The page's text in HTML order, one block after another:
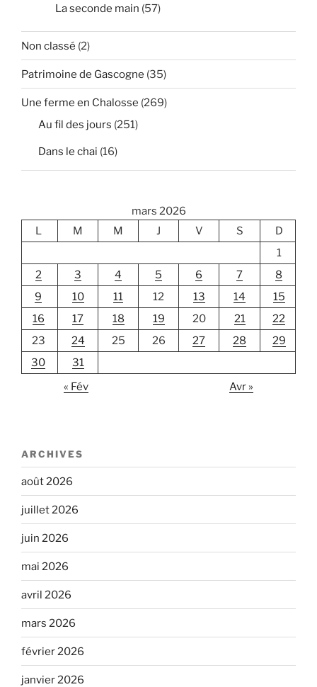
La seconde main (57)
Non classé (2)
Patrimoine de Gascogne (35)
Une ferme en Chalosse (269)
Au fil des jours (251)
Dans le chai (16)
mars 2026
L
M M J V S
D
1
2
3 4 5 6 7
8
9
10 11 12 13 14
15
16
17 18 19 20 21
22
23
24 25 26 27 28
29
30
31
« Fév
Avr »
ARCHIVES
août 2026
juillet 2026
juin 2026
mai 2026
avril 2026
mars 2026
février 2026
janvier 2026